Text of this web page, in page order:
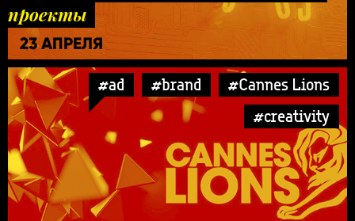
проекты
23 АПРЕЛЯ
#ad #brand
#Cannes Lions
#creativity